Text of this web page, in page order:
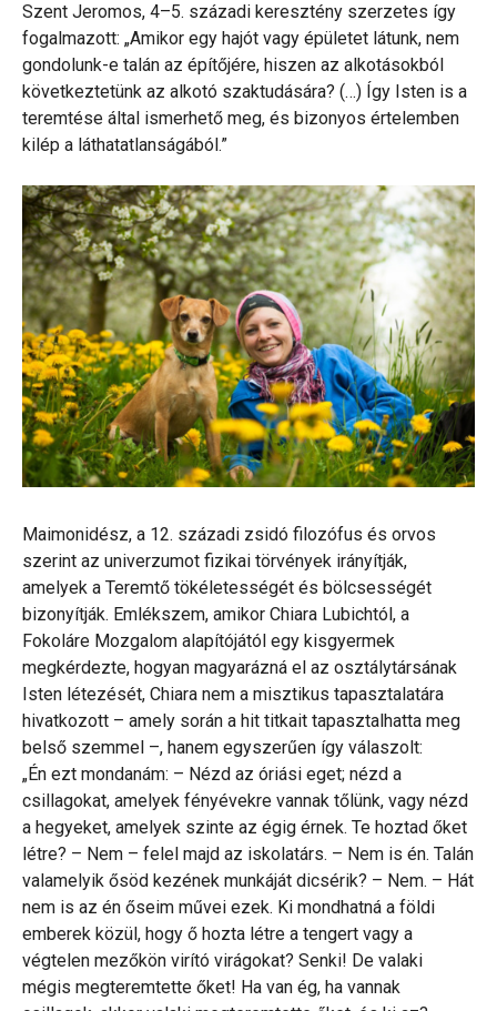
Szent Jeromos, 4–5. századi keresztény szerzetes így
fogalmazott: „Amikor egy hajót vagy épületet látunk, nem
gondolunk-e talán az építőjére, hiszen az alkotásokból
következtetünk az alkotó szaktudására? (…) Így Isten is a
teremtése által ismerhető meg, és bizonyos értelemben
kilép a láthatatlanságából.”
Maimonidész, a 12. századi zsidó filozófus és orvos
szerint az univerzumot fizikai törvények irányítják,
amelyek a Teremtő tökéletességét és bölcsességét
bizonyítják. Emlékszem, amikor Chiara Lubichtól, a
Fokoláre Mozgalom alapítójától egy kisgyermek
megkérdezte, hogyan magyarázná el az osztálytársának
Isten létezését, Chiara nem a misztikus tapasztalatára
hivatkozott – amely során a hit titkait tapasztalhatta meg
belső szemmel –, hanem egyszerűen így válaszolt:
„Én ezt mondanám: – Nézd az óriási eget; nézd a
csillagokat, amelyek fényévekre vannak tőlünk, vagy nézd
a hegyeket, amelyek szinte az égig érnek. Te hoztad őket
létre? – Nem – felel majd az iskolatárs. – Nem is én. Talán
valamelyik ősöd kezének munkáját dicsérik? – Nem. – Hát
nem is az én őseim művei ezek. Ki mondhatná a földi
emberek közül, hogy ő hozta létre a tengert vagy a
végtelen mezőkön virító virágokat? Senki! De valaki
mégis megteremtette őket! Ha van ég, ha vannak